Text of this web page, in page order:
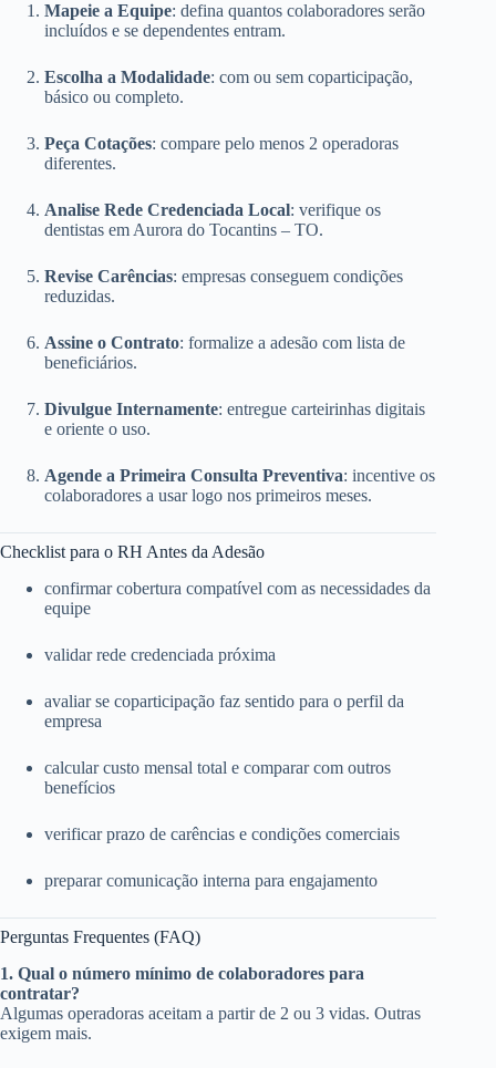
Mapeie a Equipe: defina quantos colaboradores serão
incluídos e se dependentes entram.
Escolha a Modalidade: com ou sem coparticipação,
básico ou completo.
Peça Cotações: compare pelo menos 2 operadoras
diferentes.
Analise Rede Credenciada Local: verifique os
dentistas em Aurora do Tocantins – TO.
Revise Carências: empresas conseguem condições
reduzidas.
Assine o Contrato: formalize a adesão com lista de
beneficiários.
Divulgue Internamente: entregue carteirinhas digitais
e oriente o uso.
Agende a Primeira Consulta Preventiva: incentive os
colaboradores a usar logo nos primeiros meses.
Checklist para o RH Antes da Adesão
confirmar cobertura compatível com as necessidades da
equipe
validar rede credenciada próxima
avaliar se coparticipação faz sentido para o perfil da
empresa
calcular custo mensal total e comparar com outros
benefícios
verificar prazo de carências e condições comerciais
preparar comunicação interna para engajamento
Perguntas Frequentes (FAQ)
1. Qual o número mínimo de colaboradores para
contratar?
Algumas operadoras aceitam a partir de 2 ou 3 vidas. Outras
exigem mais.